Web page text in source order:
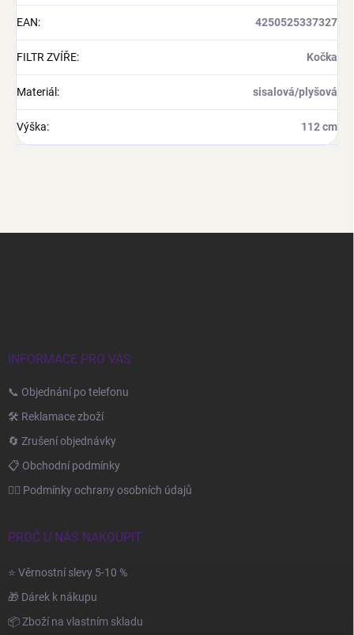
EAN: 4250525337327
FILTR ZVÍŘE: Kočka
Materiál : sisalová/plyšová
Výška: 112 cm
INFORMACE PRO VÁS
📞 Objednání po telefonu
🛠️ Reklamace zboží
🔄 Zrušení objednávky
📋 Obchodní podmínky
🙆‍♂️ Podmínky ochrany osobních údajů
PROČ U NÁS NAKOUPIT
⭐ Věrnostní slevy 5-10 %
🎁 Dárek k nákupu
📦 Zboží na vlastním skladu